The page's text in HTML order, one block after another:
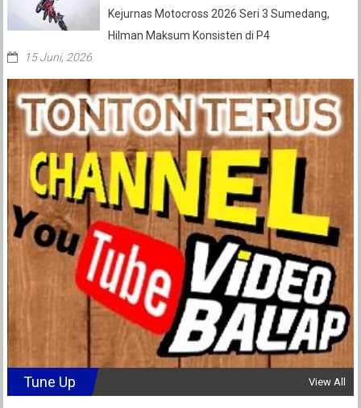
Kejurnas Motocross 2026 Seri 3 Sumedang,
Hilman Maksum Konsisten di P4
15 Juni, 2026
Tune Up View All